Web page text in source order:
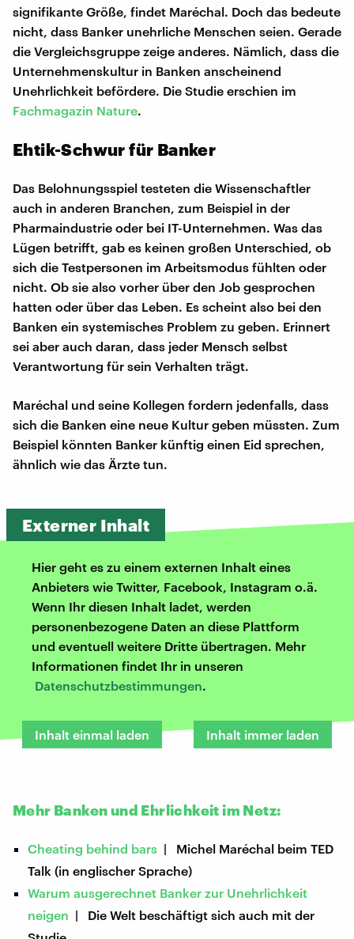
signifikante Größe, findet Maréchal. Doch das bedeute
nicht, dass Banker unehrliche Menschen seien. Gerade
die Vergleichsgruppe zeige anderes. Nämlich, dass die
Unternehmenskultur in Banken anscheinend
Unehrlichkeit befördere. Die Studie erschien im
Fachmagazin Nature.
Ehtik-Schwur für Banker
Das Belohnungsspiel testeten die Wissenschaftler
auch in anderen Branchen, zum Beispiel in der
Pharmaindustrie oder bei IT-Unternehmen. Was das
Lügen betrifft, gab es keinen großen Unterschied, ob
sich die Testpersonen im Arbeitsmodus fühlten oder
nicht. Ob sie also vorher über den Job gesprochen
hatten oder über das Leben. Es scheint also bei den
Banken ein systemisches Problem zu geben. Erinnert
sei aber auch daran, dass jeder Mensch selbst
Verantwortung für sein Verhalten trägt.
Maréchal und seine Kollegen fordern jedenfalls, dass
sich die Banken eine neue Kultur geben müssten. Zum
Beispiel könnten Banker künftig einen Eid sprechen,
ähnlich wie das Ärzte tun.
Externer Inhalt
Hier geht es zu einem externen Inhalt eines
Anbieters wie Twitter, Facebook, Instagram o.ä.
Wenn Ihr diesen Inhalt ladet, werden
personenbezogene Daten an diese Plattform
und eventuell weitere Dritte übertragen. Mehr
Informationen findet Ihr in unseren
Datenschutzbestimmungen.
Inhalt einmal laden Inhalt immer laden
Mehr Banken und Ehrlichkeit im Netz:
Cheating behind bars | Michel Maréchal beim TED
Talk (in englischer Sprache)
Warum ausgerechnet Banker zur Unehrlichkeit
neigen | Die Welt beschäftigt sich auch mit der